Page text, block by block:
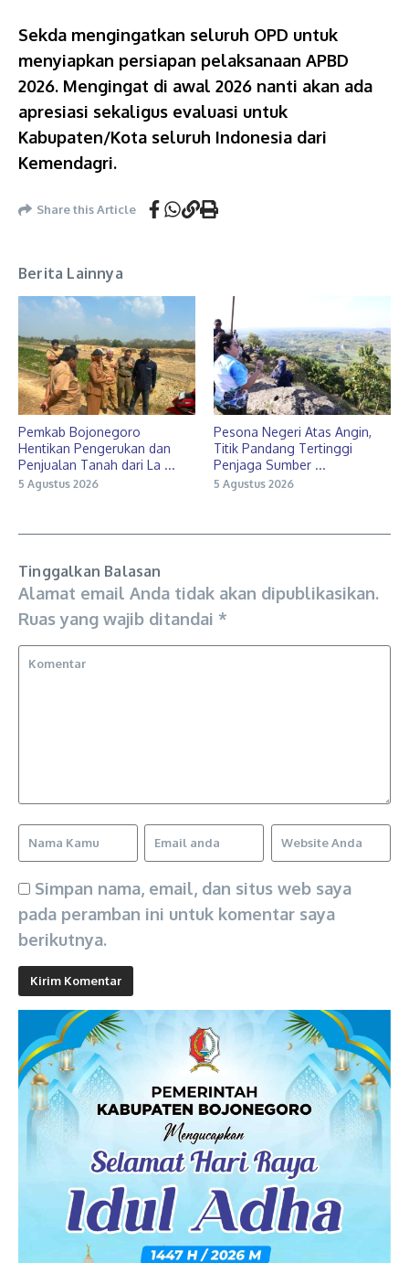
Sekda mengingatkan seluruh OPD untuk
menyiapkan persiapan pelaksanaan APBD
2026. Mengingat di awal 2026 nanti akan ada
apresiasi sekaligus evaluasi untuk
Kabupaten/Kota seluruh Indonesia dari
Kemendagri.
Share this Article
Berita Lainnya
Pemkab Bojonegoro
Hentikan Pengerukan dan
Penjualan Tanah dari La ...
5 Agustus 2026
Pesona Negeri Atas Angin,
Titik Pandang Tertinggi
Penjaga Sumber ...
5 Agustus 2026
Tinggalkan Balasan
Alamat email Anda tidak akan dipublikasikan.
Ruas yang wajib ditandai *
Simpan nama, email, dan situs web saya
pada peramban ini untuk komentar saya
berikutnya.